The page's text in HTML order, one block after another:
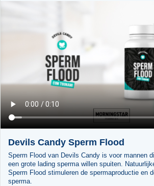
Devils Candy Sperm Flood
Sperm Flood van Devils Candy is voor mannen
een grote lading sperma willen spuiten.
Sperm Flood stimuleren de spermaproductie en
sperma.